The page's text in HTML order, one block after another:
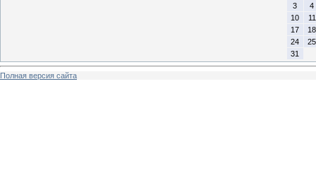
3
4
10
11
17
18
24
25
31
Полная версия сайта